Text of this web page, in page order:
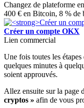
Changez de plateforme
400 € en Bitcoin, 8 % de
Créer un compte OKX
Lien commercial
Une fois toutes les
quelques minutes à
soient approuvés.
Allez ensuite sur la page
cryptos » afin de vous